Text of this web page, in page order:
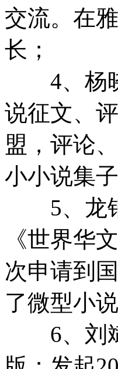
交流。在
长；
4、杨晓
说征文、
盟，评论
小小说集
5、龙钢
《世界华
次申请到
了微型小
6、刘斌